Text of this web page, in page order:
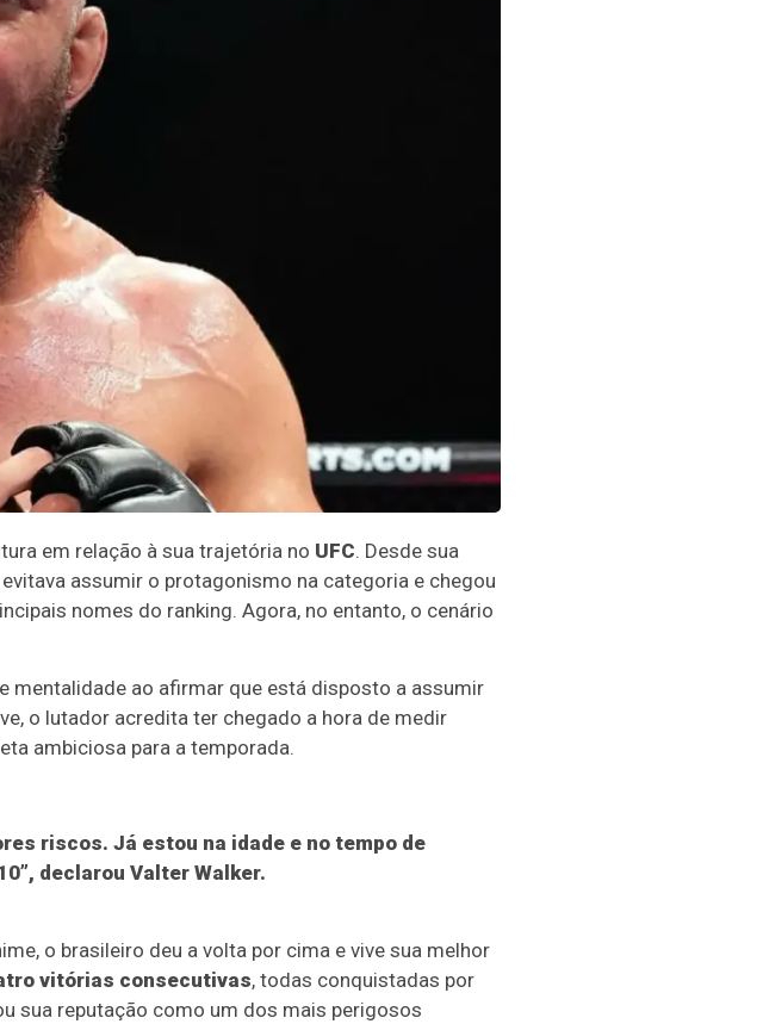
em relação à sua trajetória no UFC. Desde sua
assumir o protagonismo na categoria e chegou
nomes do ranking. Agora, no entanto, o cenário
mentalidade ao afirmar que está disposto a assumir
o lutador acredita ter chegado a hora de medir
ambiciosa para a temporada.
riscos. Já estou na idade e no tempo de
”, declarou Valter Walker.
o brasileiro deu a volta por cima e vive sua melhor
vitórias consecutivas, todas conquistadas por
sua reputação como um dos mais perigosos